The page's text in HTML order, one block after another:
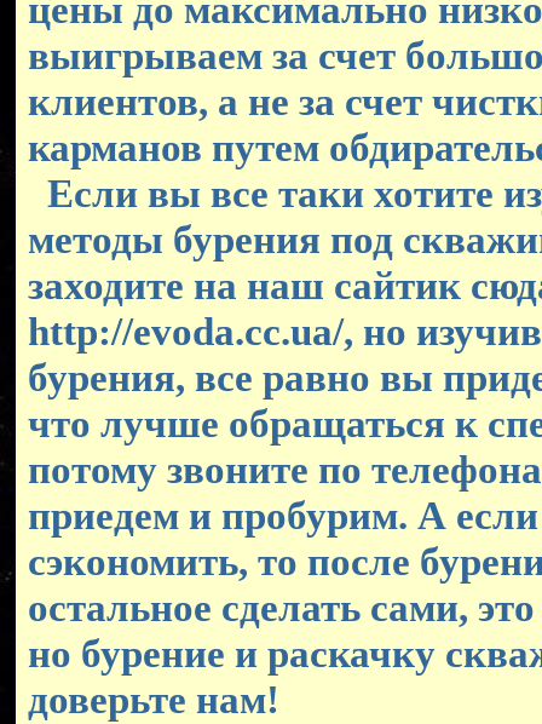
цены до максимально
выигрываем за счет
клиентов, а не за счет
карманов путем
Если вы все таки хотите
методы бурения под
заходите на наш сайтик
http://evoda.cc.ua/, но
бурения, все равно вы
что лучше обращаться к
потому звоните по
приедем и пробурим. А если
сэкономить, то после
остальное сделать сами,
но бурение и раскачку
доверьте нам!